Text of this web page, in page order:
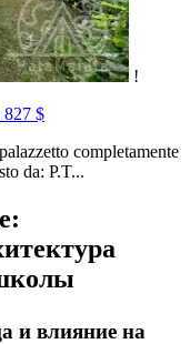
!
827 $
completamente
da: P.T...
и влияние на